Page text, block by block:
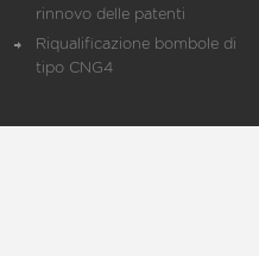
rinnovo delle patenti
Riqualificazione bombole di
tipo CNG4